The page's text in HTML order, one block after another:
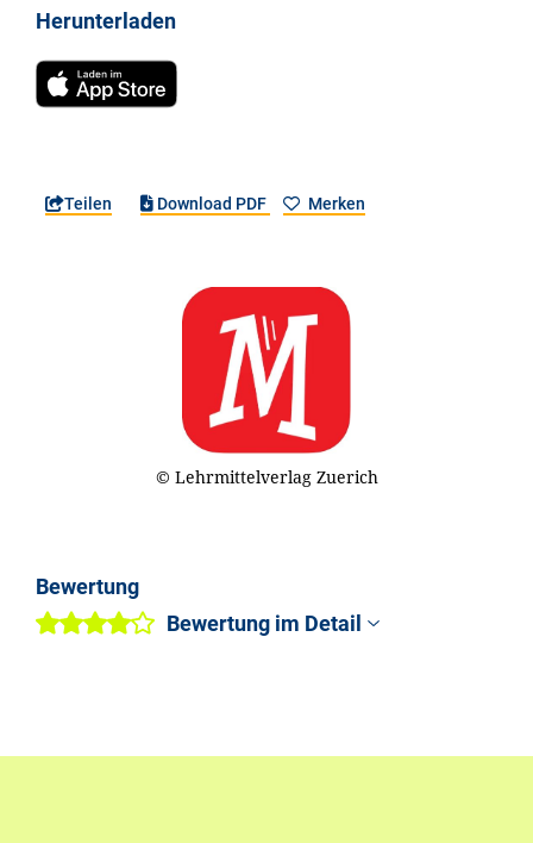
Herunterladen
Teilen Download PDF Merken
© Lehrmittelverlag Zuerich
Bewertung
Bewertung im Detail